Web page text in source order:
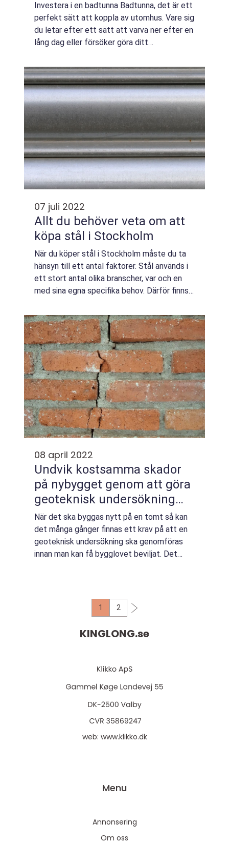
Investera i en badtunna Badtunna, det är ett
perfekt sätt att koppla av utomhus. Vare sig
du letar efter ett sätt att varva ner efter en
lång dag eller försöker göra ditt
bättre alternativ än en badtunna. I de...
07 juli 2022
Allt du behöver veta om att
köpa stål i Stockholm
När du köper stål i Stockholm måste du ta
hänsyn till ett antal faktorer. Stål används i
ett stort antal olika branscher, var och en
med sina egna specifika behov. Därför finns
marknaden. Allt stål är inte lika ...
08 april 2022
Undvik kostsamma skador
på nybygget genom att göra
geoteknisk undersökning
innan byggstart
När det ska byggas nytt på en tomt så kan
det många gånger finnas ett krav på att en
geoteknisk undersökning ska genomföras
innan man kan få bygglovet beviljat. Det
1 2
KINGLONG.se
web: www.klikko.dk
Menu
Annonsering
Om oss